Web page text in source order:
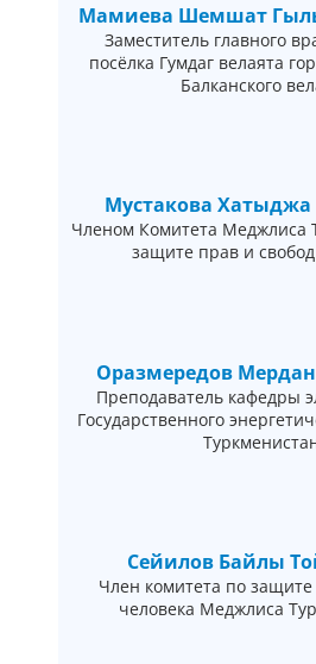
Мамиева Шемшат
Заместитель главного
посёлка Гумдаг велаята
Балканского
Мустакова
Членом Комитета Меджлиса
защите прав и
Оразмередов
Преподаватель кафедры
Государственного
Сейилов Байлы
Член комитета по
человека Меджлиса